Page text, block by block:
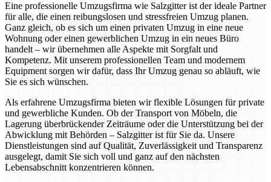
Eine professionelle Umzugsfirma wie Salzgitter ist der ideale Partner
für alle, die einen reibungslosen und stressfreien Umzug planen.
Ganz gleich, ob es sich um einen privaten Umzug in eine neue
Wohnung oder einen gewerblichen Umzug in ein neues Büro
handelt – wir übernehmen alle Aspekte mit Sorgfalt und
Kompetenz. Mit unserem professionellen Team und modernem
Equipment sorgen wir dafür, dass Ihr Umzug genau so abläuft, wie
Sie es sich wünschen.
Als erfahrene Umzugsfirma bieten wir flexible Lösungen für private
und gewerbliche Kunden. Ob der Transport von Möbeln, die
Lagerung überbrückender Zeiträume oder die Unterstützung bei der
Abwicklung mit Behörden – Salzgitter ist für Sie da. Unsere
Dienstleistungen sind auf Qualität, Zuverlässigkeit und Transparenz
ausgelegt, damit Sie sich voll und ganz auf den nächsten
Lebensabschnitt konzentrieren können.